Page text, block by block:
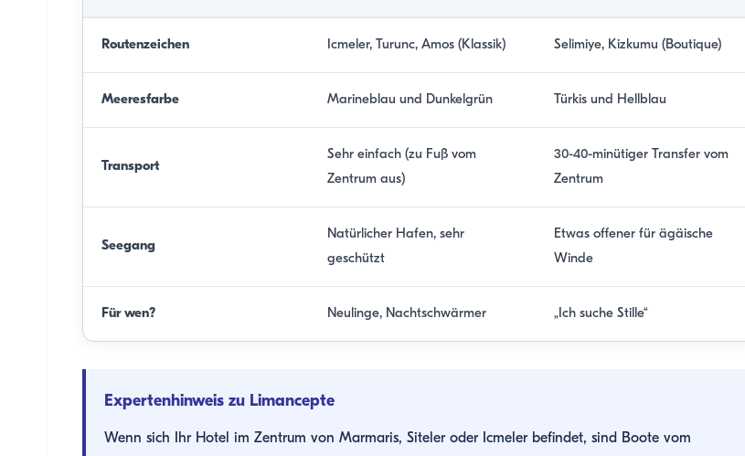
Routenzeichen Icmeler, Turunc, Amos (Klassik) Selimiye, Kizkumu (Boutique)
Meeresfarbe Marineblau und Dunkelgrün Türkis und Hellblau
Transport
Sehr einfach (zu Fuß vom
Zentrum aus)
30-40-minütiger Transfer vom
Zentrum
Seegang
Natürlicher Hafen, sehr
geschützt
Etwas offener für ägäische
Winde
Für wen? Neulinge, Nachtschwärmer „Ich suche Stille“
Expertenhinweis zu Limancepte
Wenn sich Ihr Hotel im Zentrum von Marmaris, Siteler oder Icmeler befindet, sind Boote vom